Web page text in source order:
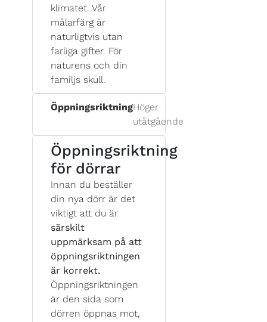
klimatet. Vår
målarfärg är
naturligtvis utan
farliga gifter. För
naturens och din
familjs skull.
ÖppningsriktningHöger
utåtgående
Öppningsriktning
för dörrar
Innan du beställer
din nya dörr är det
viktigt att du är
särskilt
uppmärksam på att
öppningsriktningen
är korrekt.
Öppningsriktningen
är den sida som
dörren öppnas mot,